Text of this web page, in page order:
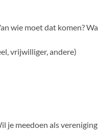
wie moet dat komen?
vrijwilliger, andere)
je meedoen als